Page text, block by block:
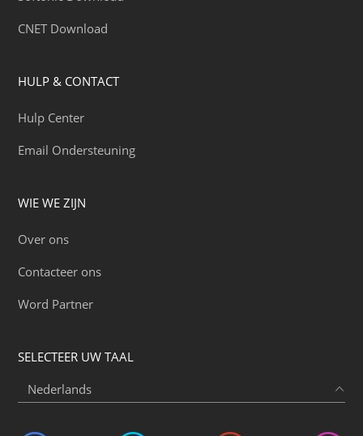
CNET Download
HULP & CONTACT
Hulp Center
Email Ondersteuning
WIE WE ZIJN
Over ons
Contacteer ons
Word Partner
SELECTEER UW TAAL